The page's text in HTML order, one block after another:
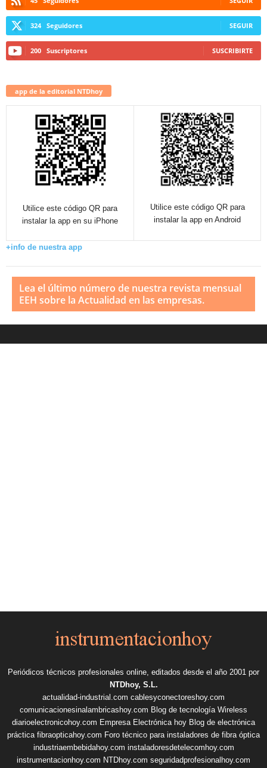
324 Seguidores SEGUIR
200 Suscriptores SUSCRIBIRTE
app de la editorial NTDhoy
Utilice este código QR para
instalar la app en su iPhone
Utilice este código QR para
instalar la app en Android
+info de nuestra app
Lea el último número de nuestra revista mensual
EEH sobre la Actualidad en las empresas.
Periódicos técnicos profesionales online, editados desde el año 2001 por
NTDhoy, S.L.
actualidad-industrial.com cablesyconectoreshoy.com
comunicacionesinalambricashoy.com Blog de tecnología Wireless
diarioelectronicohoy.com Empresa Electrónica hoy Blog de electrónica
práctica fibraopticahoy.com Foro técnico para instaladores de fibra óptica
industriaembebidahoy.com instaladoresdetelecomhoy.com
instrumentacionhoy.com NTDhoy.com seguridadprofesionalhoy.com